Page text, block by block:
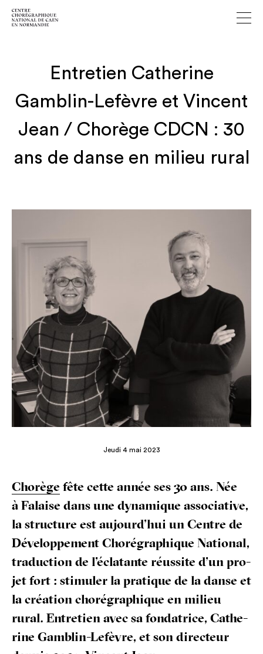
Entretien Catherine
Gamblin-Lefèvre et Vincent
Jean / Chorège CDCN : 30
ans de danse en milieu rural
Jeudi 4 mai 2023
Cho­rège fête cette année ses 30 ans. Née
à Falaise dans une dyna­mique asso­cia­tive,
la struc­ture est aujourd’hui un Centre de
Déve­lop­pe­ment Cho­ré­gra­phique Natio­nal,
tra­duc­tion de l’éclatante réus­site d’un pro­
jet fort : sti­mu­ler la pra­tique de la danse et
la créa­tion cho­ré­gra­phique en milieu
rural. Entre­tien avec sa fon­da­trice, Cathe­
rine Gam­blin-Lefèvre, et son direc­teur